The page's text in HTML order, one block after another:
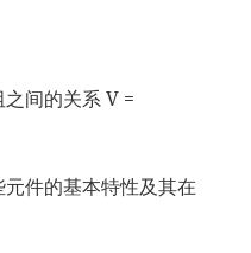
间的关系 V =
件的基本特性及其在